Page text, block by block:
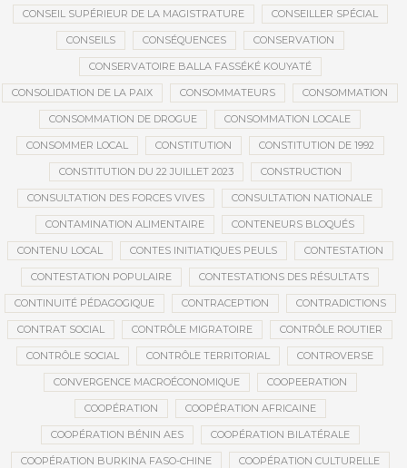
CONSEIL SUPÉRIEUR DE LA MAGISTRATURE CONSEILLER SPÉCIAL
CONSEILS CONSÉQUENCES CONSERVATION
CONSERVATOIRE BALLA FASSÉKÉ KOUYATÉ
CONSOLIDATION DE LA PAIX CONSOMMATEURS CONSOMMATION
CONSOMMATION DE DROGUE CONSOMMATION LOCALE
CONSOMMER LOCAL CONSTITUTION CONSTITUTION DE 1992
CONSTITUTION DU 22 JUILLET 2023 CONSTRUCTION
CONSULTATION DES FORCES VIVES CONSULTATION NATIONALE
CONTAMINATION ALIMENTAIRE CONTENEURS BLOQUÉS
CONTENU LOCAL CONTES INITIATIQUES PEULS CONTESTATION
CONTESTATION POPULAIRE CONTESTATIONS DES RÉSULTATS
CONTINUITÉ PÉDAGOGIQUE CONTRACEPTION CONTRADICTIONS
CONTRAT SOCIAL CONTRÔLE MIGRATOIRE CONTRÔLE ROUTIER
CONTRÔLE SOCIAL CONTRÔLE TERRITORIAL CONTROVERSE
CONVERGENCE MACROÉCONOMIQUE COOPEERATION
COOPÉRATION COOPÉRATION AFRICAINE
COOPÉRATION BÉNIN AES COOPÉRATION BILATÉRALE
COOPÉRATION BURKINA FASO-CHINE COOPÉRATION CULTURELLE